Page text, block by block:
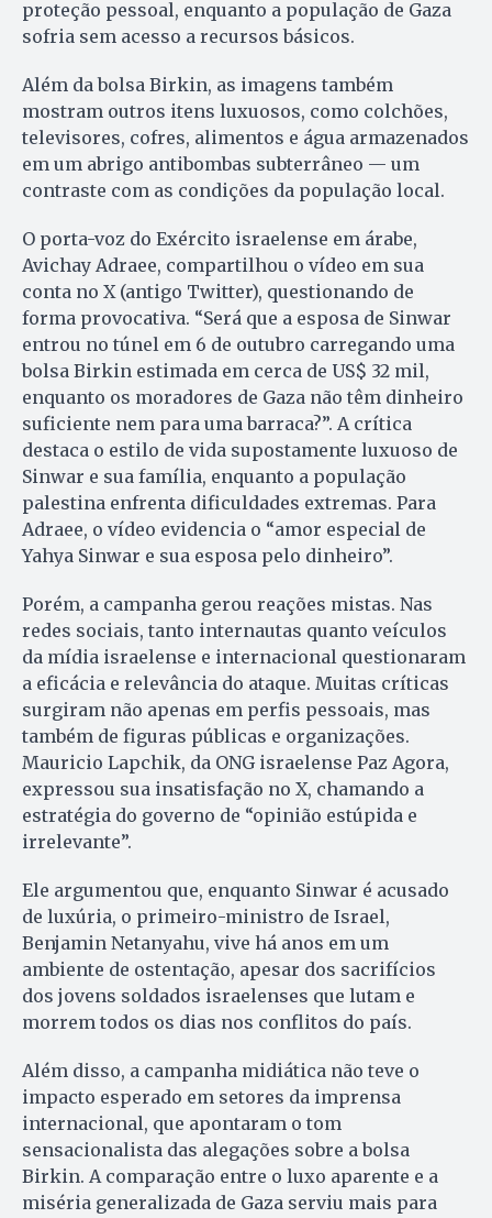
proteção pessoal, enquanto a população de Gaza
sofria sem acesso a recursos básicos.
Além da bolsa Birkin, as imagens também
mostram outros itens luxuosos, como colchões,
televisores, cofres, alimentos e água armazenados
em um abrigo antibombas subterrâneo — um
contraste com as condições da população local.
O porta-voz do Exército israelense em árabe,
Avichay Adraee, compartilhou o vídeo em sua
conta no X (antigo Twitter), questionando de
forma provocativa. “Será que a esposa de Sinwar
entrou no túnel em 6 de outubro carregando uma
bolsa Birkin estimada em cerca de US$ 32 mil,
enquanto os moradores de Gaza não têm dinheiro
suficiente nem para uma barraca?”. A crítica
destaca o estilo de vida supostamente luxuoso de
Sinwar e sua família, enquanto a população
palestina enfrenta dificuldades extremas. Para
Adraee, o vídeo evidencia o “amor especial de
Yahya Sinwar e sua esposa pelo dinheiro”.
Porém, a campanha gerou reações mistas. Nas
redes sociais, tanto internautas quanto veículos
da mídia israelense e internacional questionaram
a eficácia e relevância do ataque. Muitas críticas
surgiram não apenas em perfis pessoais, mas
também de figuras públicas e organizações.
Mauricio Lapchik, da ONG israelense Paz Agora,
expressou sua insatisfação no X, chamando a
estratégia do governo de “opinião estúpida e
irrelevante”.
Ele argumentou que, enquanto Sinwar é acusado
de luxúria, o primeiro-ministro de Israel,
Benjamin Netanyahu, vive há anos em um
ambiente de ostentação, apesar dos sacrifícios
dos jovens soldados israelenses que lutam e
morrem todos os dias nos conflitos do país.
Além disso, a campanha midiática não teve o
impacto esperado em setores da imprensa
internacional, que apontaram o tom
sensacionalista das alegações sobre a bolsa
Birkin. A comparação entre o luxo aparente e a
miséria generalizada de Gaza serviu mais para